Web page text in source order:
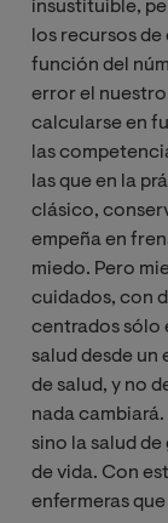
insustituible,
los recursos
función del
error el
calcularse en
las
las que en la
clásico,
empeña en
miedo. Pero
cuidados, con
centrados sólo
salud desde
de salud, y no
nada
sino la salud
de vida. Con
enfermeras